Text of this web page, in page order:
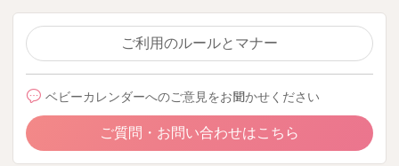
ご利用のルールとマナー
ベビーカレンダーへのご意見をお聞かせください
ご質問・お問い合わせはこちら